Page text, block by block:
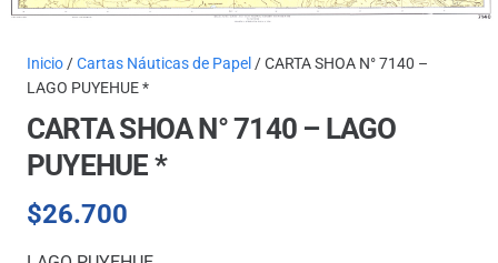
Inicio/Cartas Náuticas de Papel / CARTA SHOA N° 7140 –
LAGO PUYEHUE *
CARTA SHOA N° 7140 – LAGO
PUYEHUE *
$26.700